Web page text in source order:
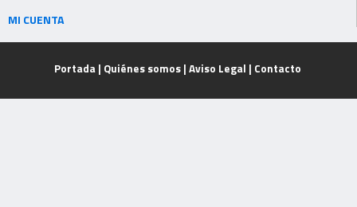
MI CUENTA
Portada | Quiénes somos| Aviso Legal | Contacto